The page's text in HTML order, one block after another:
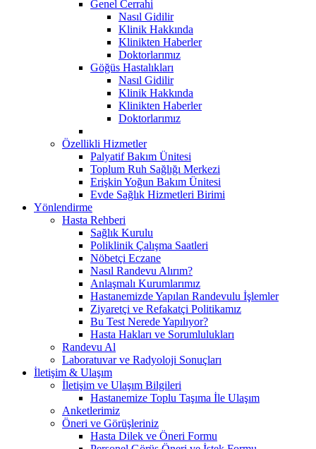
Genel Cerrahi
Nasıl Gidilir
Klinik Hakkında
Klinikten Haberler
Doktorlarımız
Göğüs Hastalıkları
Nasıl Gidilir
Klinik Hakkında
Klinikten Haberler
Doktorlarımız
Özellikli Hizmetler
Palyatif Bakım Ünitesi
Toplum Ruh Sağlığı Merkezi
Erişkin Yoğun Bakım Ünitesi
Evde Sağlık Hizmetleri Birimi
Yönlendirme
Hasta Rehberi
Sağlık Kurulu
Poliklinik Çalışma Saatleri
Nöbetçi Eczane
Nasıl Randevu Alırım?
Anlaşmalı Kurumlarımız
Hastanemizde Yapılan Randevulu İşlemler
Ziyaretçi ve Refakatçi Politikamız
Bu Test Nerede Yapılıyor?
Hasta Hakları ve Sorumlulukları
Randevu Al
Laboratuvar ve Radyoloji Sonuçları
İletişim & Ulaşım
İletişim ve Ulaşım Bilgileri
Hastanemize Toplu Taşıma İle Ulaşım
Anketlerimiz
Öneri ve Görüşleriniz
Hasta Dilek ve Öneri Formu